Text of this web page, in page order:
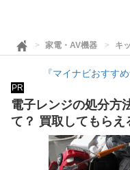
家電・AV機器 キ
『マイナビおすす
PR
電子レンジの処分方
て？ 買取してもらえ